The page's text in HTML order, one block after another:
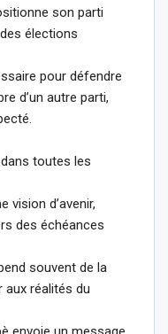
son parti
élections
pour défendre
d’un autre parti,
toutes les
vision d’avenir,
des échéances
souvent de la
aux réalités du